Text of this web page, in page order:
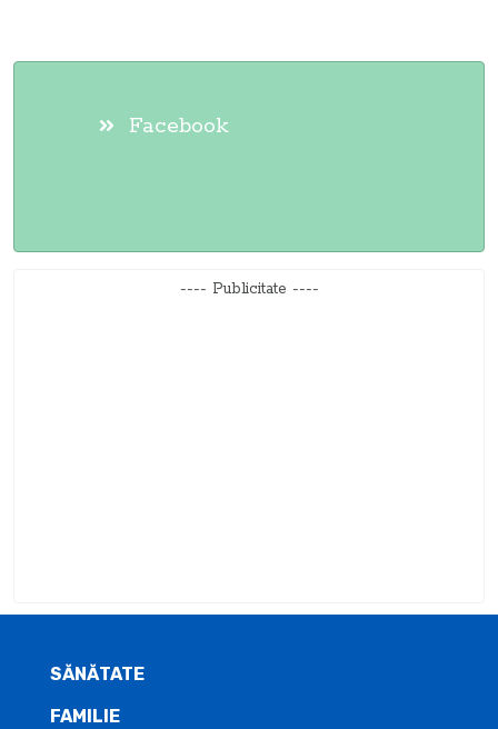
Facebook
---- Publicitate ----
SĂNĂTATE
FAMILIE